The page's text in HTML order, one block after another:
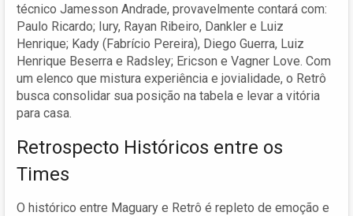
técnico Jamesson Andrade, provavelmente contará com:
Paulo Ricardo; Iury, Rayan Ribeiro, Dankler e Luiz
Henrique; Kady (Fabrício Pereira), Diego Guerra, Luiz
Henrique Beserra e Radsley; Ericson e Vagner Love. Com
um elenco que mistura experiência e jovialidade, o Retrô
busca consolidar sua posição na tabela e levar a vitória
para casa.
Retrospecto Históricos entre os
Times
O histórico entre Maguary e Retrô é repleto de emoção e